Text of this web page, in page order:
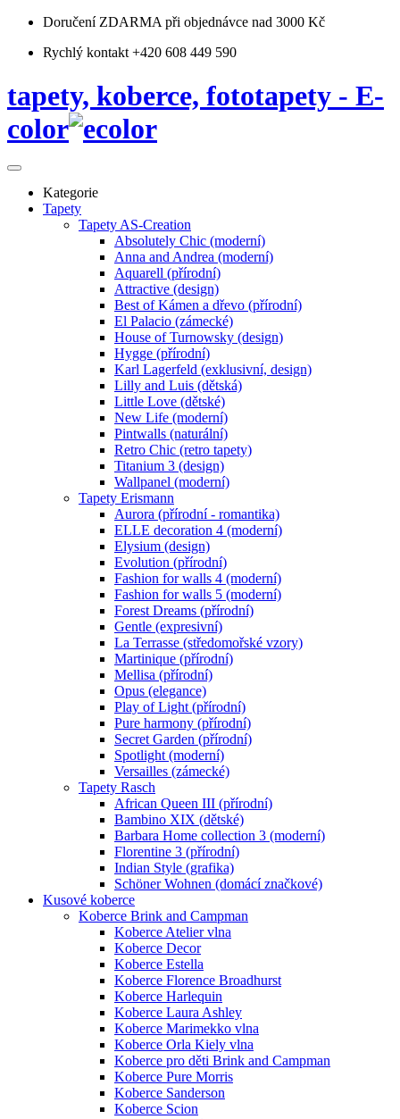
Doručení ZDARMA při objednávce nad 3000 Kč
Rychlý kontakt +420 608 449 590
tapety, koberce, fototapety - E-
color
Kategorie
Tapety
Tapety AS-Creation
Absolutely Chic (moderní)
Anna and Andrea (moderní)
Aquarell (přírodní)
Attractive (design)
Best of Kámen a dřevo (přírodní)
El Palacio (zámecké)
House of Turnowsky (design)
Hygge (přírodní)
Karl Lagerfeld (exklusivní, design)
Lilly and Luis (dětská)
Little Love (dětské)
New Life (moderní)
Pintwalls (naturální)
Retro Chic (retro tapety)
Titanium 3 (design)
Wallpanel (moderní)
Tapety Erismann
Aurora (přírodní - romantika)
ELLE decoration 4 (moderní)
Elysium (design)
Evolution (přírodní)
Fashion for walls 4 (moderní)
Fashion for walls 5 (moderní)
Forest Dreams (přírodní)
Gentle (expresivní)
La Terrasse (středomořské vzory)
Martinique (přírodní)
Mellisa (přírodní)
Opus (elegance)
Play of Light (přírodní)
Pure harmony (přírodní)
Secret Garden (přírodní)
Spotlight (moderní)
Versailles (zámecké)
Tapety Rasch
African Queen III (přírodní)
Bambino XIX (dětské)
Barbara Home collection 3 (moderní)
Florentine 3 (přírodní)
Indian Style (grafika)
Schöner Wohnen (domácí značkové)
Kusové koberce
Koberce Brink and Campman
Koberce Atelier vlna
Koberce Decor
Koberce Estella
Koberce Florence Broadhurst
Koberce Harlequin
Koberce Laura Ashley
Koberce Marimekko vlna
Koberce Orla Kiely vlna
Koberce pro děti Brink and Campman
Koberce Pure Morris
Koberce Sanderson
Koberce Scion